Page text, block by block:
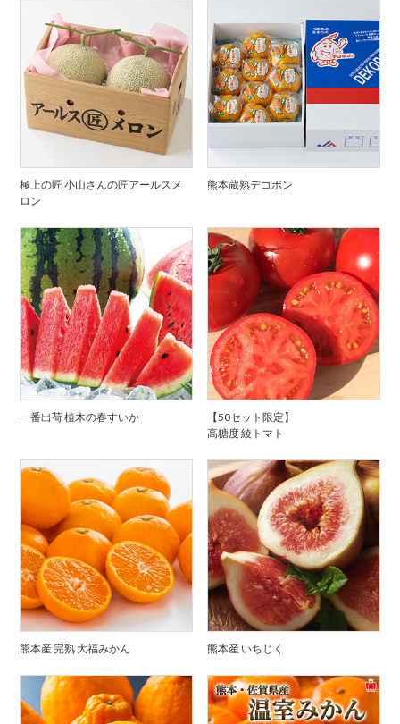
極上の匠 小山さんの匠アールスメ
ロン
熊本蔵熟デコポン
一番出荷 植木の春すいか
【50セット限定】
高糖度 綾トマト
熊本産 完熟 大福みかん 熊本産 いちじく